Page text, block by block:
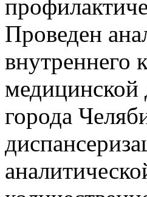
Проведен
внутреннего
медицинской
города